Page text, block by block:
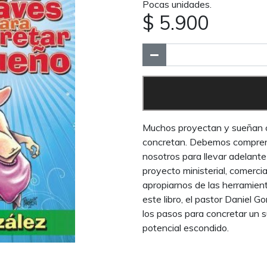
Pocas unidades.
$ 5.900
Muchos proyectan y sueñan
concretan. Debemos
nosotros para llevar
proyecto ministerial,
apropiarnos de las
este libro, el pastor Daniel
los pasos para concretar un
potencial escondido.